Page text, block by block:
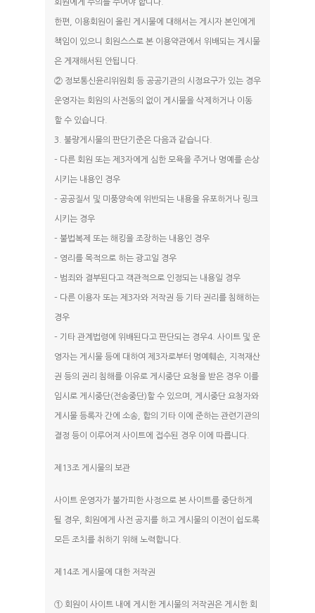
회원에게 주의를 주어야 합니다.
한편, 이용회원이 올린 게시물에 대해서는 게시자 본인에게
책임이 있으니 회원스스로 본 이용약관에서 위배되는 게시물
은 게재해서된 안됩니다.
② 정보통신윤리위원회 등 공공기관의 시정요구가 있는 경우
운영자는 회원의 사전동의 없이 게시물을 삭제하거나 이동
할 수 있습니다.
3. 불량게시물의 판단기준은 다음과 같습니다.
– 다른 회원 또는 제3자에게 심한 모욕을 주거나 명예를 손상
시키는 내용인 경우
– 공공질서 및 미풍양속에 위반되는 내용을 유포하거나 링크
시키는 경우
– 불법복제 또는 해킹을 조장하는 내용인 경우
– 영리를 목적으로 하는 광고일 경우
– 범죄와 결부된다고 객관적으로 인정되는 내용일 경우
– 다른 이용자 또는 제3자와 저작권 등 기타 권리를 침해하는
경우
– 기타 관계법령에 위배된다고 판단되는 경우4. 사이트 및 운
영자는 게시물 등에 대하여 제3자로부터 명예훼손, 지적재산
권 등의 권리 침해를 이유로 게시중단 요청을 받은 경우 이를
임시로 게시중단(전송중단)할 수 있으며, 게시중단 요청자와
게시물 등록자 간에 소송, 합의 기타 이에 준하는 관련기관의
결정 등이 이루어져 사이트에 접수된 경우 이에 따릅니다.
제13조 게시물의 보관
사이트 운영자가 불가피한 사정으로 본 사이트를 중단하게
될 경우, 회원에게 사전 공지를 하고 게시물의 이전이 쉽도록
모든 조치를 취하기 위해 노력합니다.
제14조 게시물에 대한 저작권
① 회원이 사이트 내에 게시한 게시물의 저작권은 게시한 회